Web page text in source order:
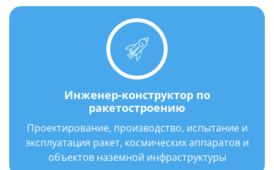
РДТТ в предельных условиях для
подтверждения их работоспособности и
Инженер-конструктор по
ракетостроению
Проектирование, производство, испытание и
эксплуатация ракет, космических аппаратов и
объектов наземной инфраструктуры